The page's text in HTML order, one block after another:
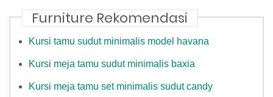
Furniture Rekomendasi
Kursi tamu sudut minimalis model havana
Kursi meja tamu sudut minimalis baxia
Kursi meja tamu set minimalis sudut candy